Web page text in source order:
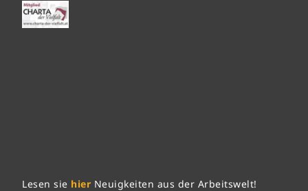
Lesen sie hier Neuigkeiten aus der Arbeitswelt!